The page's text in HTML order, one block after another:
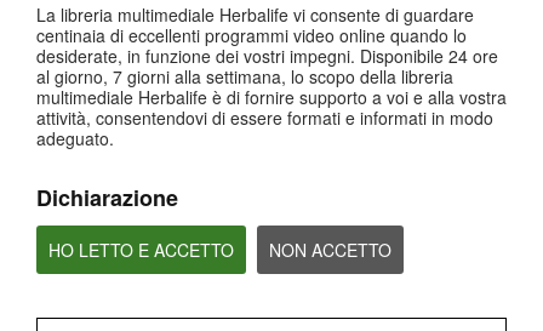
La libreria multimediale Herbalife vi consente di guardare
centinaia di eccellenti programmi video online quando lo
desiderate, in funzione dei vostri impegni. Disponibile 24 ore
al giorno, 7 giorni alla settimana, lo scopo della libreria
multimediale Herbalife è di fornire supporto a voi e alla vostra
attività, consentendovi di essere formati e informati in modo
adeguato.
Dichiarazione
HO LETTO E ACCETTO NON ACCETTO
HERBALIFE EVENTI
STORIE DI SUCCESSO
PRODOTTI